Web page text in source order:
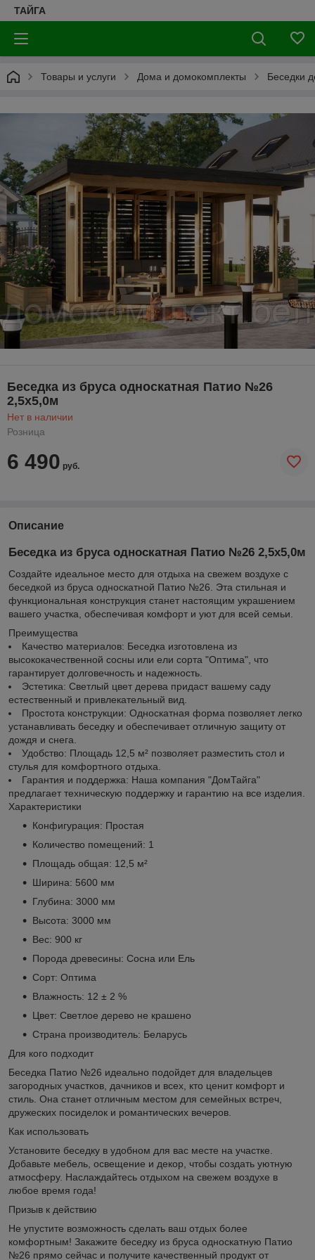
ТАЙГА
Товары и услуги Дома и домокомплекты Беседки
Беседка из бруса односкатная Патио №26
2,5х5,0м
Нет в наличии
Розница
6 490 руб.
Описание
Беседка из бруса односкатная Патио №26 2,5х5,0м
Создайте идеальное место для отдыха на свежем воздухе с
беседкой из бруса односкатной Патио №26. Эта стильная и
функциональная конструкция станет настоящим украшением
вашего участка, обеспечивая комфорт и уют для всей семьи.
Преимущества
Качество материалов: Беседка изготовлена из
высококачественной сосны или ели сорта "Оптима", что
гарантирует долговечность и надежность.
Эстетика: Светлый цвет дерева придаст вашему саду
естественный и привлекательный вид.
Простота конструкции: Односкатная форма позволяет легко
устанавливать беседку и обеспечивает отличную защиту от
дождя и снега.
Удобство: Площадь 12,5 м² позволяет разместить стол и
стулья для комфортного отдыха.
Гарантия и поддержка: Наша компания "ДомТайга"
предлагает техническую поддержку и гарантию на все изделия.
Характеристики
Конфигурация: Простая
Количество помещений: 1
Площадь общая: 12,5 м²
Ширина: 5600 мм
Глубина: 3000 мм
Высота: 3000 мм
Вес: 900 кг
Порода древесины: Сосна или Ель
Сорт: Оптима
Влажность: 12 ± 2 %
Цвет: Светлое дерево не крашено
Страна производитель: Беларусь
Для кого подходит
Беседка Патио №26 идеально подойдет для владельцев
загородных участков, дачников и всех, кто ценит комфорт и
стиль. Она станет отличным местом для семейных встреч,
дружеских посиделок и романтических вечеров.
Как использовать
Установите беседку в удобном для вас месте на участке.
Добавьте мебель, освещение и декор, чтобы создать уютную
атмосферу. Наслаждайтесь отдыхом на свежем воздухе в
любое время года!
Призыв к действию
Не упустите возможность сделать ваш отдых более
комфортным! Закажите беседку из бруса односкатную Патио
№26 прямо сейчас и получите качественный продукт от